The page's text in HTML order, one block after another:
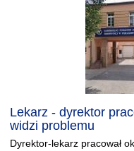
Lekarz - dyrektor
widzi problemu
Dyrektor-lekarz pracował